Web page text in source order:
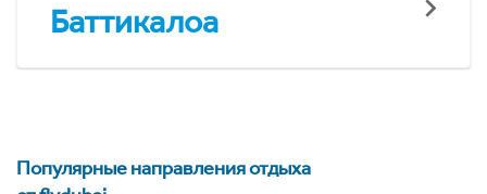
Баттикалоа
Популярные направления отдыха